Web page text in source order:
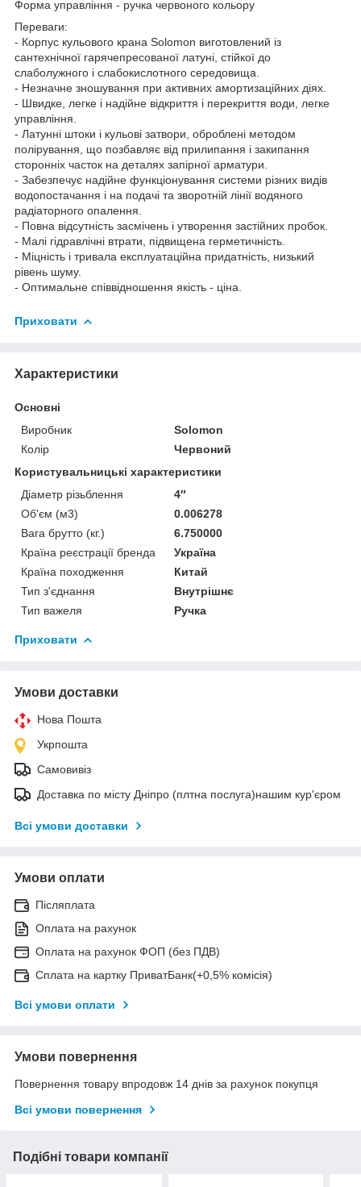
Форма управління - ручка червоного кольору
Переваги:
- Корпус кульового крана Solomon виготовлений із
сантехнічної гарячепресованої латуні, стійкої до
слаболужного і слабокислотного середовища.
- Незначне зношування при активних амортизаційних діях.
- Швидке, легке і надійне відкриття і перекриття води, легке
управління.
- Латунні штоки і кульові затвори, оброблені методом
полірування, що позбавляє від прилипання і закипання
сторонніх часток на деталях запірної арматури.
- Забезпечує надійне функціонування системи різних видів
водопостачання і на подачі та зворотній лінії водяного
радіаторного опалення.
- Повна відсутність засмічень і утворення застійних пробок.
- Малі гідравлічні втрати, підвищена герметичність.
- Міцність і тривала експлуатаційна придатність, низький
рівень шуму.
- Оптимальне співвідношення якість - ціна.
Приховати
Характеристики
Основні
Виробник
Solomon
Колір
Червоний
Користувальницькі характеристики
Діаметр різьблення
4″
Об'єм (м3)
0.006278
Вага брутто (кг.)
6.750000
Країна реєстрації бренда
Україна
Країна походження
Китай
Тип з'єднання
Внутрішнє
Тип важеля
Ручка
Приховати
Умови доставки
Нова Пошта
Укрпошта
Самовивіз
Доставка по місту Дніпро (плтна послуга)нашим кур'єром
Всі умови доставки
Умови оплати
Післяплата
Оплата на рахунок
Оплата на рахунок ФОП (без ПДВ)
Сплата на картку ПриватБанк(+0,5% комісія)
Всі умови оплати
Умови повернення
Повернення товару впродовж 14 днів за рахунок покупця
Всі умови повернення
Подібні товари компанії